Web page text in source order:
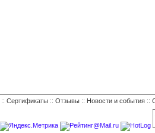
:: Сертификаты :: Отзывы :: Новости и события ::